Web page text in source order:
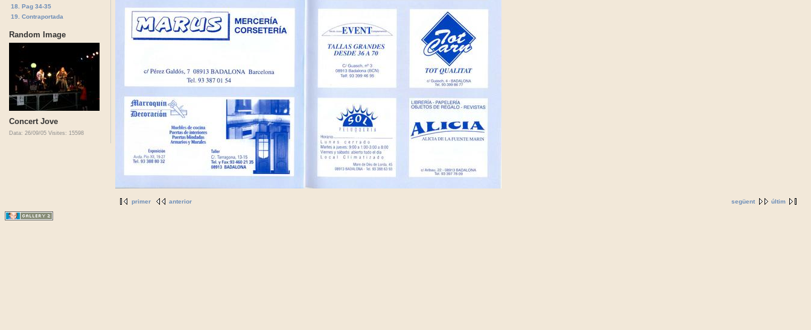
18. Pag 34-35
19. Contraportada
Random Image
Concert Jove
Data: 26/09/05 Visites: 15598
següent últim
primer anterior